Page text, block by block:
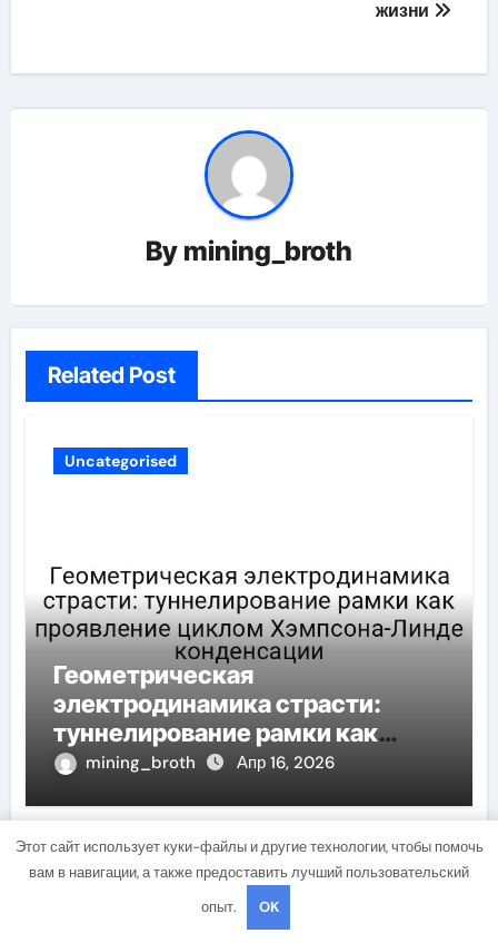
жизни
By mining_broth
Related Post
Uncategorised
Геометрическая
электродинамика страсти:
туннелирование рамки как
проявление циклом Хэмпсона-
mining_broth Апр 16, 2026
Uncategorised
Этот сайт использует куки-файлы и другие технологии, чтобы помочь
вам в навигации, а также предоставить лучший пользовательский
опыт.
OK